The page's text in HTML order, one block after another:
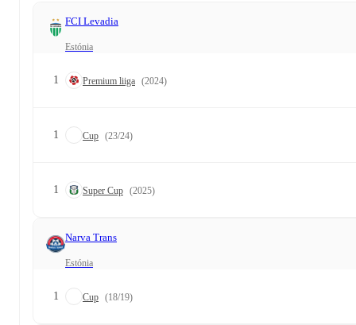
FCI Levadia
Estónia
1 Premium liiga (2024)
1 Cup (23/24)
1 Super Cup (2025)
Narva Trans
Estónia
1 Cup (18/19)